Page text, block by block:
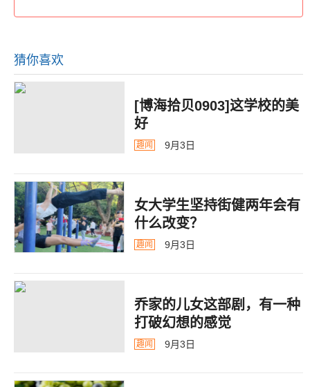
猜你喜欢
[博海拾贝0903]这学校的美
好
趣闻 9月3日
女大学生坚持街健两年会有
什么改变？
趣闻 9月3日
乔家的儿女这部剧，有一种
打破幻想的感觉
趣闻 9月3日